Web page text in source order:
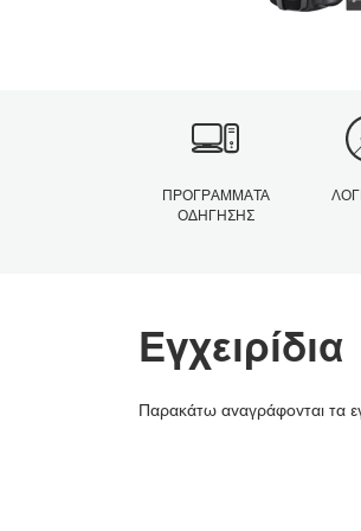
ΠΡΟΓΡΆΜΜΑΤΑ
ΟΔΉΓΗΣΗΣ
Εγχειρίδια
Παρακάτω αναγράφονται τα